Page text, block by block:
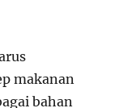
makanan
bahan